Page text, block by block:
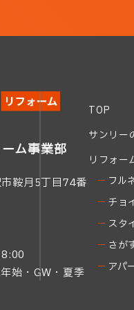
ム事業部
鞍月5丁目74番
始・GW・夏季
TOP
サンリー
リフォー
フル
チョ
スタ
さが
アパ